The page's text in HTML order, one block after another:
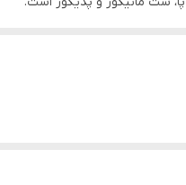
را به سادگی انجام دهید